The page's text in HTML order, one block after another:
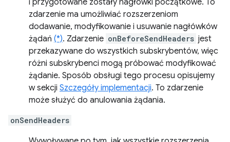
i przygotowane zostały nagłówki początkowe. To
zdarzenie ma umożliwiać rozszerzeniom
dodawanie, modyfikowanie i usuwanie nagłówków
żądań (*). Zdarzenie onBeforeSendHeaders jest
przekazywane do wszystkich subskrybentów, więc
różni subskrybenci mogą próbować modyfikować
żądanie. Sposób obsługi tego procesu opisujemy
w sekcji Szczegóły implementacji. To zdarzenie
może służyć do anulowania żądania.
onSendHeaders